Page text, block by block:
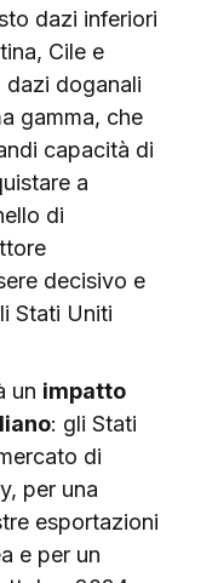
dazi inferiori
Cile e
dazi doganali
gamma, che
capacità di
a
di
decisivo e
Stati Uniti
un impatto
: gli Stati
di
per una
esportazioni
e per un